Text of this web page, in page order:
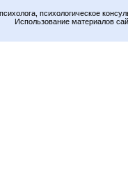
психологическое
Использование материалов